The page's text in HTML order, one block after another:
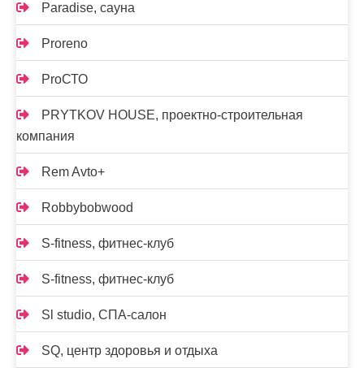
Paradise, сауна
Proreno
ProСТО
PRYTKOV HOUSE, проектно-строительная
компания
Rem Avto+
Robbybobwood
S-fitness, фитнес-клуб
S-fitness, фитнес-клуб
Sl studio, СПА-салон
SQ, центр здоровья и отдыха